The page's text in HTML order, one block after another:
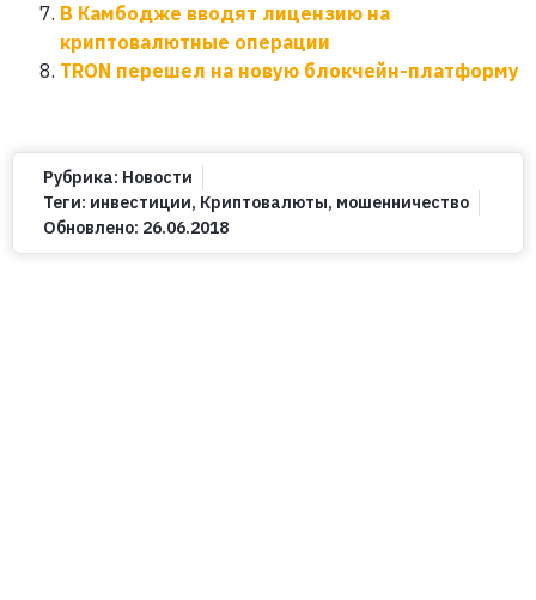
В Камбодже вводят лицензию на
криптовалютные операции
TRON перешел на новую блокчейн-платформу
Рубрика: Новости
Теги: инвестиции, Криптовалюты, мошенничество
Обновлено: 26.06.2018